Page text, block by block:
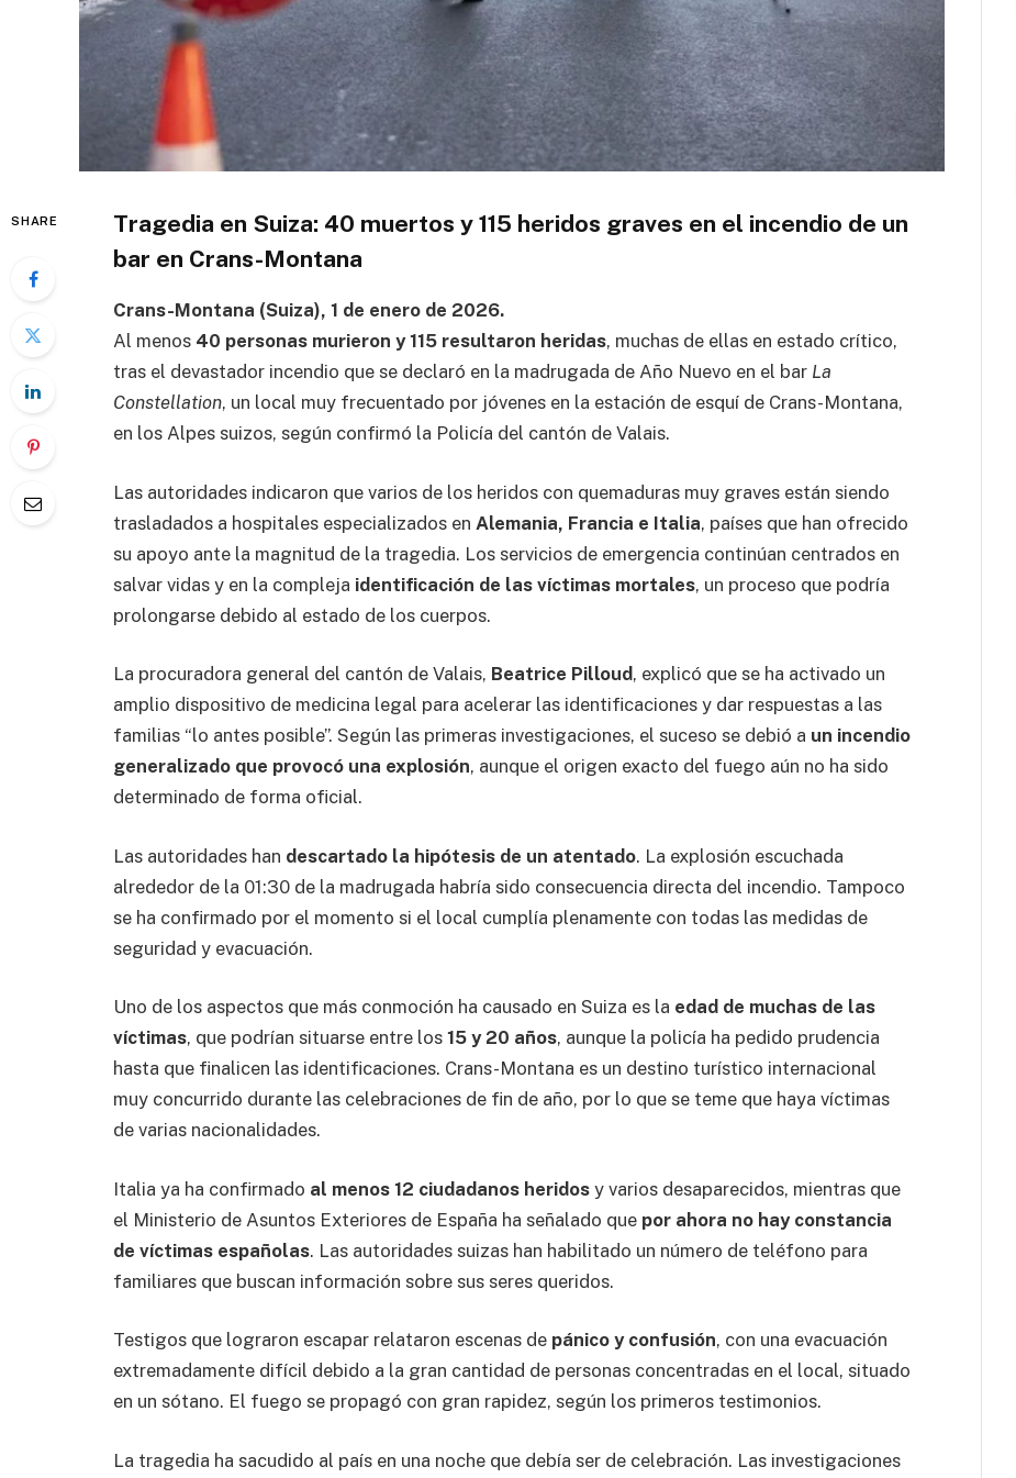
SHARE
Tragedia en Suiza: 40 muertos y 115 heridos graves en el incendio de un
bar en Crans-Montana
Crans-Montana (Suiza), 1 de enero de 2026.
Al menos 40 personas murieron y 115 resultaron heridas, muchas de ellas en estado crítico,
tras el devastador incendio que se declaró en la madrugada de Año Nuevo en el bar La
Constellation, un local muy frecuentado por jóvenes en la estación de esquí de Crans-Montana,
en los Alpes suizos, según confirmó la Policía del cantón de Valais.
Las autoridades indicaron que varios de los heridos con quemaduras muy graves están siendo
trasladados a hospitales especializados en Alemania, Francia e Italia, países que han ofrecido
su apoyo ante la magnitud de la tragedia. Los servicios de emergencia continúan centrados en
salvar vidas y en la compleja identificación de las víctimas mortales, un proceso que podría
prolongarse debido al estado de los cuerpos.
La procuradora general del cantón de Valais, Beatrice Pilloud, explicó que se ha activado un
amplio dispositivo de medicina legal para acelerar las identificaciones y dar respuestas a las
familias “lo antes posible”. Según las primeras investigaciones, el suceso se debió a un incendio
generalizado que provocó una explosión, aunque el origen exacto del fuego aún no ha sido
determinado de forma oficial.
Las autoridades han descartado la hipótesis de un atentado. La explosión escuchada
alrededor de la 01:30 de la madrugada habría sido consecuencia directa del incendio. Tampoco
se ha confirmado por el momento si el local cumplía plenamente con todas las medidas de
seguridad y evacuación.
Uno de los aspectos que más conmoción ha causado en Suiza es la edad de muchas de las
víctimas, que podrían situarse entre los 15 y 20 años, aunque la policía ha pedido prudencia
hasta que finalicen las identificaciones. Crans-Montana es un destino turístico internacional
muy concurrido durante las celebraciones de fin de año, por lo que se teme que haya víctimas
de varias nacionalidades.
Italia ya ha confirmado al menos 12 ciudadanos heridos y varios desaparecidos, mientras que
el Ministerio de Asuntos Exteriores de España ha señalado que por ahora no hay constancia
de víctimas españolas. Las autoridades suizas han habilitado un número de teléfono para
familiares que buscan información sobre sus seres queridos.
Testigos que lograron escapar relataron escenas de pánico y confusión, con una evacuación
extremadamente difícil debido a la gran cantidad de personas concentradas en el local, situado
en un sótano. El fuego se propagó con gran rapidez, según los primeros testimonios.
La tragedia ha sacudido al país en una noche que debía ser de celebración. Las investigaciones